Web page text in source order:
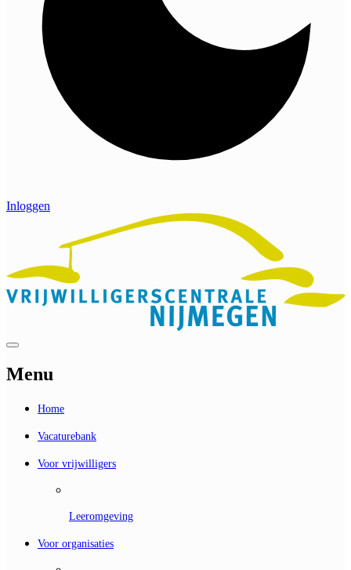
Inloggen
Menu
Home
Vacaturebank
Voor vrijwilligers
Leeromgeving
Voor organisaties